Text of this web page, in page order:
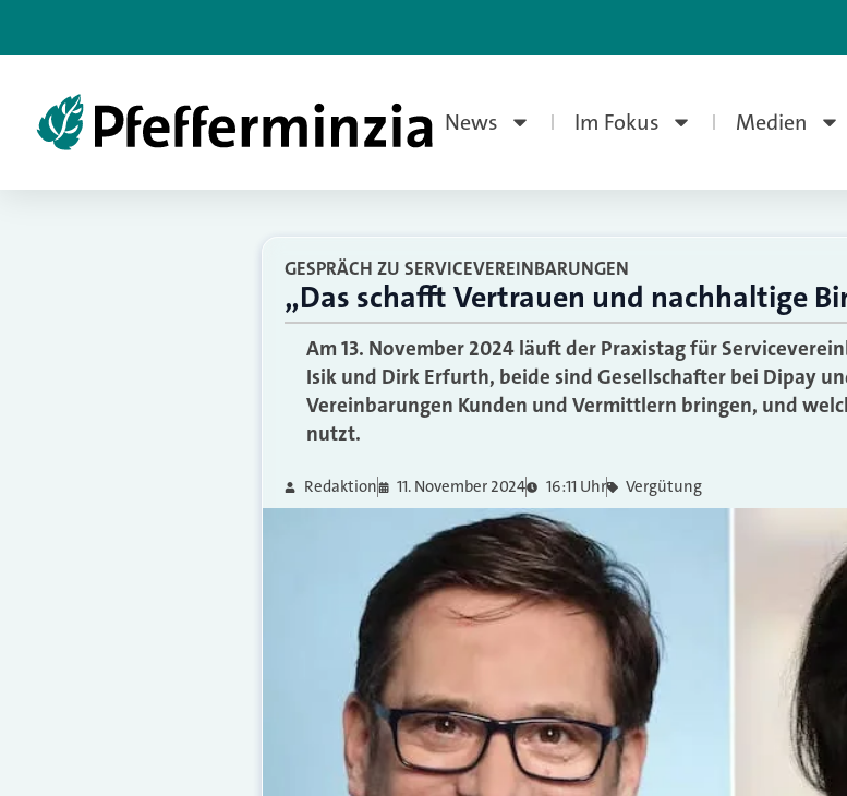
News Im Fokus Medien
GESPRÄCH ZU SERVICEVEREINBARUNGEN
„Das schafft Vertrauen und nachhaltige
Am 13. November 2024 läuft der Praxistag für
Isik und Dirk Erfurth, beide sind Gesellschafter bei Dipay
Vereinbarungen Kunden und Vermittlern bringen, und
nutzt.
Redaktion 11. November 2024 16:11 Uhr Vergütung